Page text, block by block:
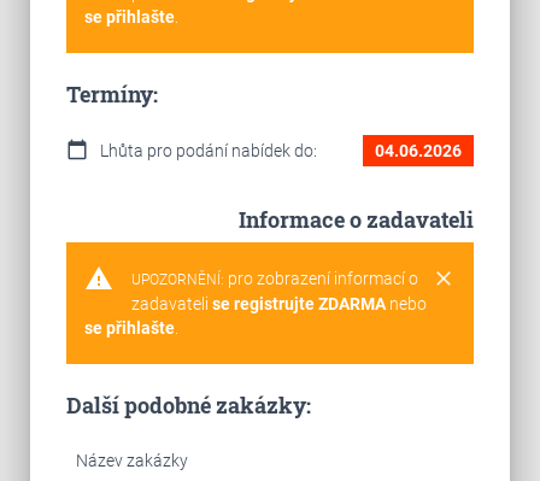
se přihlašte.
Termíny:
calendar_today Lhůta pro podání nabídek do: 04.06.2026
Informace o zadavateli
warning clear
UPOZORNĚNÍ: pro zobrazení informací o
zadavateli se registrujte ZDARMAnebo
se přihlašte.
Další podobné zakázky:
Název zakázky